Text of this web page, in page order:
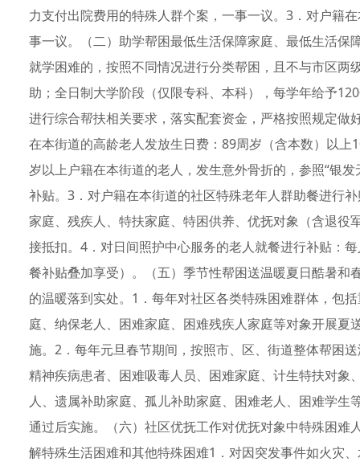
力支付出院费用的特殊人群个案，一事一议。3．对户籍
事一议。（二）助学帮困最低生活保障家庭、最低生活
就学困难的，按照不同情况进行分类帮困，且不与市区
助；全日制大学阶段（仅限专科、本科），每学年给予
进行综合帮扶相关要求，落实配套资金，严格按照规定
在本街道的高龄老人发放生日费：89周岁（含本数）以
岁以上户籍在本街道的老人，发生意外骨折的，参照“银
补贴。3．对户籍在本街道的社区特殊老年人群助餐进行
家庭、残疾人、特扶家庭、特困供养、优抚对象（含退
接抵扣。4．对日间照护中心服务的老人就餐进行补贴：
餐补贴叠加享受）。（五）季节性帮困送温暖夏日酷暑
的温暖落到实处。1．每年对社区各类特殊困难群体，包
庭、纳保老人、困难家庭、困难残疾人家庭等对象开展夏
施。2．每年元旦春节期间，按照市、区、街道整体帮困
精神疾病患者、困难吸毒人员、困难家庭、计生特扶对
人、遗属补助家庭、孤儿补助家庭、困难老人、困难学生
通过后实施。（六）社区优抚工作对优抚对象中特殊困
解特殊生活困难和其他特殊困难1．对因突发事件如火灾